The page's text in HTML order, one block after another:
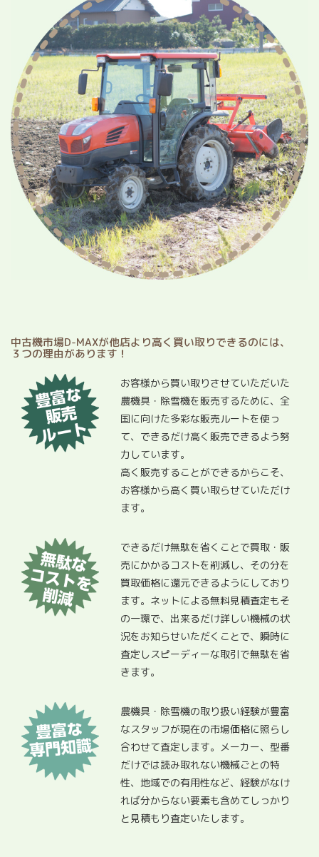
中古機市場D-MAXが他店より高く買い取りできるのには、
３つの理由があります！
お客様から買い取りさせていただいた
農機具・除雪機を販売するために、全
国に向けた多彩な販売ルートを使っ
て、できるだけ高く販売できるよう努
力しています。
高く販売することができるからこそ、
お客様から高く買い取らせていただけ
ます。
できるだけ無駄を省くことで買取・販
売にかかるコストを削減し、その分を
買取価格に還元できるようにしており
ます。ネットによる無料見積査定もそ
の一環で、出来るだけ詳しい機械の状
況をお知らせいただくことで、瞬時に
査定しスピーディーな取引で無駄を省
きます。
農機具・除雪機の取り扱い経験が豊富
なスタッフが現在の市場価格に照らし
合わせて査定します。メーカー、型番
だけでは読み取れない機械ごとの特
性、地域での有用性など、経験がなけ
れば分からない要素も含めてしっかり
と見積もり査定いたします。